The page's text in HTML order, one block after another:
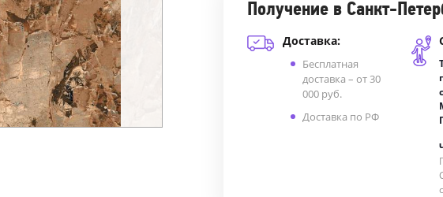
Получение в Санкт-
Доставка:
Бесплатная
доставка – от 30
000 руб.
Доставка по РФ